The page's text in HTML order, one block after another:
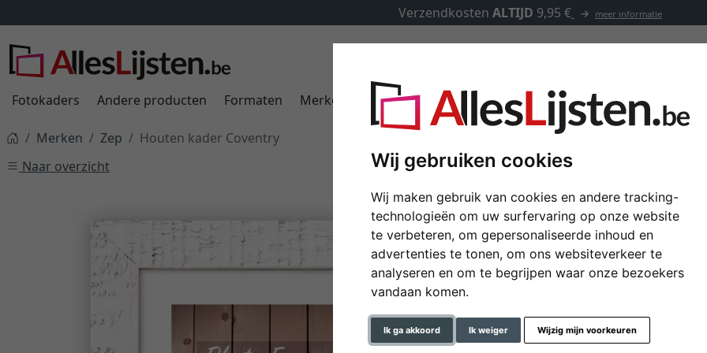
Wij gebruiken cookies
Wij maken gebruik van cookies en andere tracking-
technologieën om uw surfervaring op onze website
te verbeteren, om gepersonaliseerde inhoud en
advertenties te tonen, om ons websiteverkeer te
analyseren en om te begrijpen waar onze bezoekers
vandaan komen.
Ik ga akkoord Ik weiger Wijzig mijn voorkeuren
Verzendkosten ALTIJD 9,95 € meer informatie
Fotokaders Andere producten Formaten Merken Kaders op maat Passe-partouts Toebehoren
Merken Zep
Houten kader Coventry
Naar overzicht
Houten kader
formaat
kleur